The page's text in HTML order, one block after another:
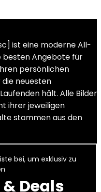
ist eine moderne All-
besten Angebote für
persönlichen
neuesten
hält. Alle Bilder
ihrer jeweiligen
stammen aus den
bei, um exklusiv zu
Deals